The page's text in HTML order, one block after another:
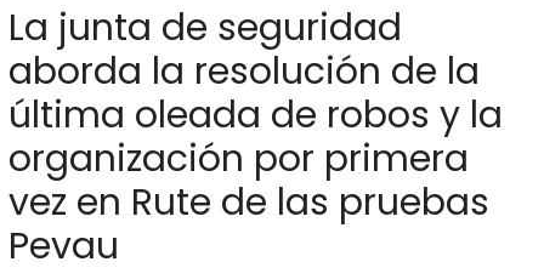
La junta de seguridad
aborda la resolución de la
última oleada de robos y la
organización por primera
vez en Rute de las pruebas
Pevau